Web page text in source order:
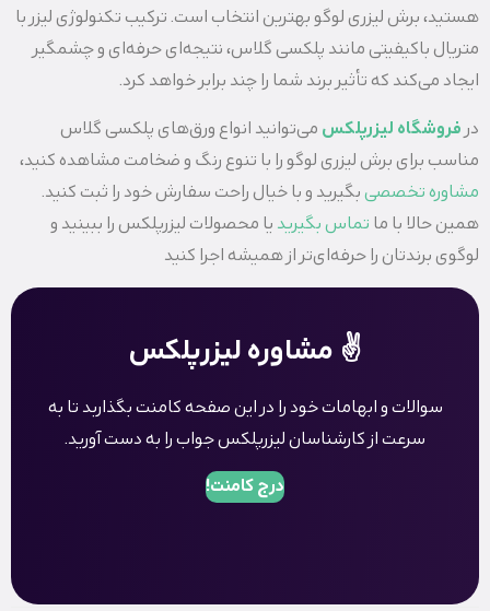
هستید، برش لیزری لوگو بهترین انتخاب است. ترکیب تکنولوژی لیزر با
متریال باکیفیتی مانند پلکسی گلاس، نتیجه‌ای حرفه‌ای و چشمگیر
ایجاد می‌کند که تأثیر برند شما را چند برابر خواهد کرد.
در فروشگاه لیزرپلکس می‌توانید انواع ورق‌های پلکسی گلاس
مناسب برای برش لیزری لوگو را با تنوع رنگ و ضخامت مشاهده کنید،
مشاوره تخصصیبگیرید و با خیال راحت سفارش خود را ثبت کنید.
همین حالا با ما تماس بگیرید یا محصولات لیزرپلکس را ببینید و
لوگوی برندتان را حرفه‌ای‌تر از همیشه اجرا کنید
✌️ مشاوره لیزرپلکس
سوالات و ابهامات خود را در این صفحه کامنت بگذاربد تا به
سرعت از کارشناسان لیزرپلکس جواب را به دست آورید.
درج کامنت!